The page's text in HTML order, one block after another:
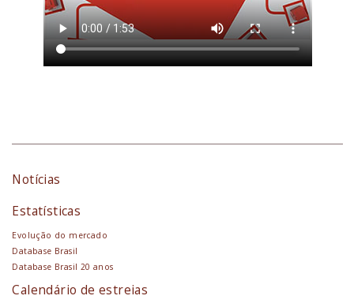
Notícias
Estatísticas
Evolução do mercado
Database Brasil
Database Brasil 20 anos
Calendário de estreias